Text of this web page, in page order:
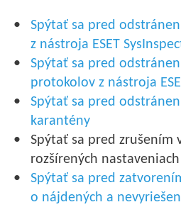
Spýtať sa pred
z nástroja ESET
Spýtať sa pred
protokolov z nástroja
Spýtať sa pred
karantény
Spýtať sa pred zrušením
rozšírených nastaveniach
Spýtať sa pred
o nájdených a